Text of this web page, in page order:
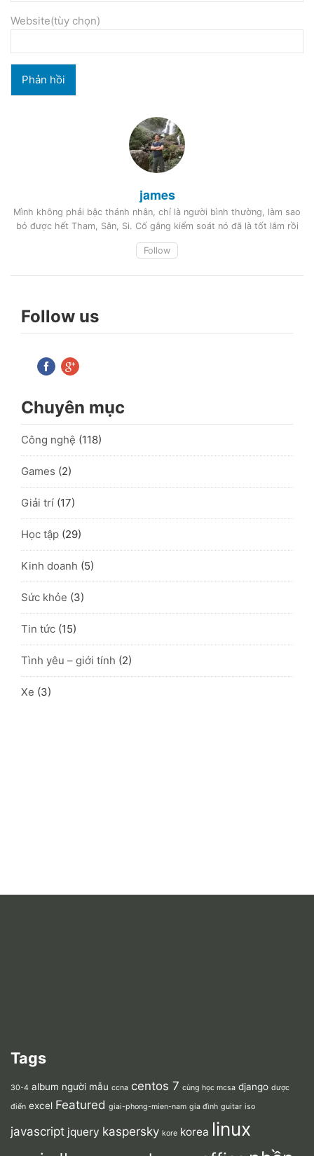
Website(tùy chọn)
james
Mình không phải bậc thánh nhân, chỉ là người bình thường, làm sao
bỏ được hết Tham, Sân, Si. Cố gắng kiểm soát nó đã là tốt lắm rồi
Follow
Follow us
Chuyên mục
Công nghệ (118)
Games (2)
Giải trí (17)
Học tập (29)
Kinh doanh (5)
Sức khỏe (3)
Tin tức (15)
Tình yêu – giới tính (2)
Xe (3)
Tags
30-4 album người mẫu ccna centos 7 cùng học mcsa django dược
điển excel Featured giai-phong-mien-nam gia đình guitar iso
javascript jquery kaspersky kore korea linux